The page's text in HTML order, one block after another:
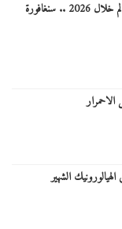
أقوى وأضعف جوازات السفر في العالم خلال 2026 .. سنغافورة
الاحمرار
الشهير